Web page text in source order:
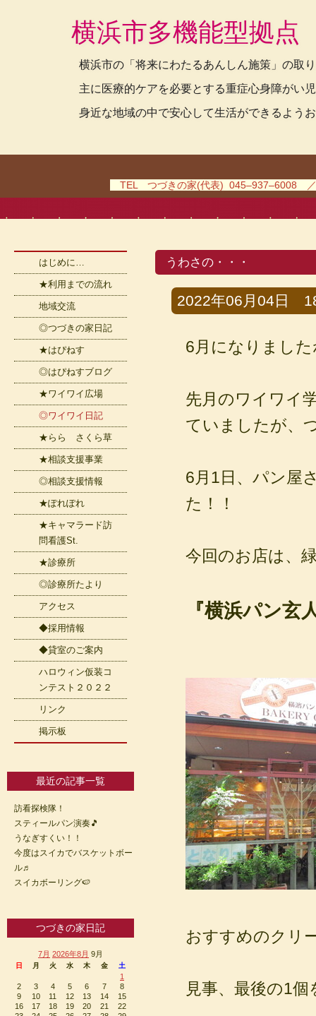
横浜市多機能型拠
横浜市の「将来にわたるあんしん施策」の取
主に医療的ケアを必要とする重症心身障がい
身近な地域の中で安心して生活ができるよう
TEL つづきの家(代表) 045–937–6008
うわさの・・・
2022年06月04日
6月になりまし
先月のワイワイ
ていましたが、
6月1日、パン屋
た！！
今回のお店は、
『横浜パン
おすすめのクリ
見事、最後の1
はじめに…
★利用までの流れ
地域交流
◎つづきの家日記
★はぴねす
◎はぴねすブログ
★ワイワイ広場
◎ワイワイ日記
★らら さくら草
★相談支援事業
◎相談支援情報
★ぽれぽれ
★キャマラード訪
問看護St.
★診療所
◎診療所たより
アクセス
◆採用情報
◆貸室のご案内
ハロウィン仮装コ
ンテスト２０２２
リンク
掲示板
最近の記事一覧
訪看探検隊！
スティールパン演奏🎵
うなぎすくい！！
今度はスイカでバスケットボー
ル♬
スイカボーリング🍉
つづきの家日記
7月 2026年8月 9月
日 月 火 水 木 金 土
1
2
3 4 5 6 7
8
9
10 11 12 13 14
15
16
17 18 19 20 21
22